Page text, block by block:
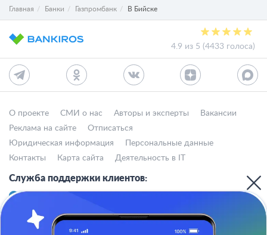
Главная Банки Газпромбанк В Бийске
4.9 из 5 (4433 голоса)
О проекте СМИ о нас Авторы и эксперты
Вакансии
Реклама на сайте
Отписаться
Юридическая информация
Персональные данные
Контакты
Карта сайта Деятельность в IT
Служба поддержки клиентов:
В Max
В Телеграм
8 (800) 777-98-47
Пн-пт с 10:00 до 17:00